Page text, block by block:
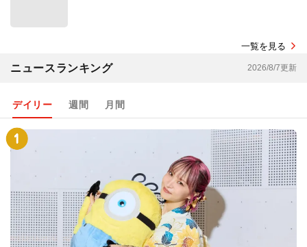
一覧を見る
ニュースランキング 2026/8/7更新
デイリー 週間 月間